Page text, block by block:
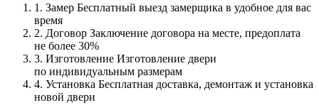
1. Замер Бесплатный выезд замерщика в удобное для вас
время
2. Договор Заключение договора на месте, предоплата
не более 30%
3. Изготовление Изготовление двери
по индивидуальным размерам
4. Установка Бесплатная доставка, демонтаж и установка
новой двери